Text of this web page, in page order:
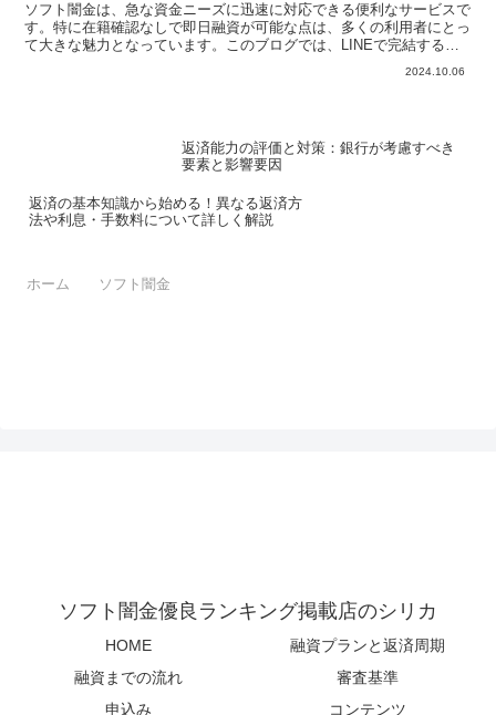
ソフト闇金は、急な資金ニーズに迅速に対応できる便利なサービスで
す。特に在籍確認なしで即日融資が可能な点は、多くの利用者にとっ
て大きな魅力となっています。このブログでは、LINEで完結する手
2024.10.06
返済能力の評価と対策：銀行が考慮すべき
要素と影響要因
返済の基本知識から始める！異なる返済方
法や利息・手数料について詳しく解説
ホーム ソフト闇金
ソフト闇金優良ランキング掲載店のシリカ
HOME
融資プランと返済周期
融資までの流れ
審査基準
申込み
コンテンツ